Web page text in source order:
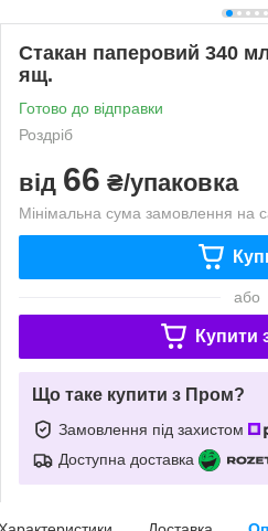
Стакан паперовий 340
ящ.
Готово до відправки
Роздріб
від 66 ₴/упаковка
Мінімальна сума замовлення на
або
Купити
Що таке купити з Пром?
Замовлення під захистом
Доступна доставка